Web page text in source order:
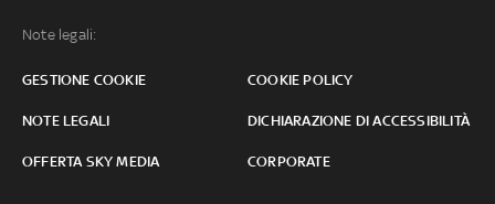
Note legali:
GESTIONE COOKIE COOKIE POLICY
NOTE LEGALI DICHIARAZIONE DI ACCESSIBILITÀ
OFFERTA SKY MEDIA CORPORATE